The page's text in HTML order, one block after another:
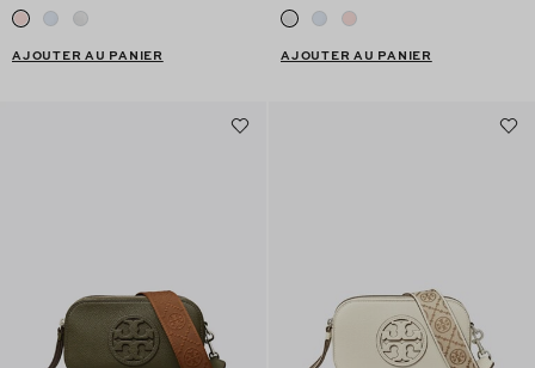
AJOUTER AU PANIER AJOUTER AU PANIER